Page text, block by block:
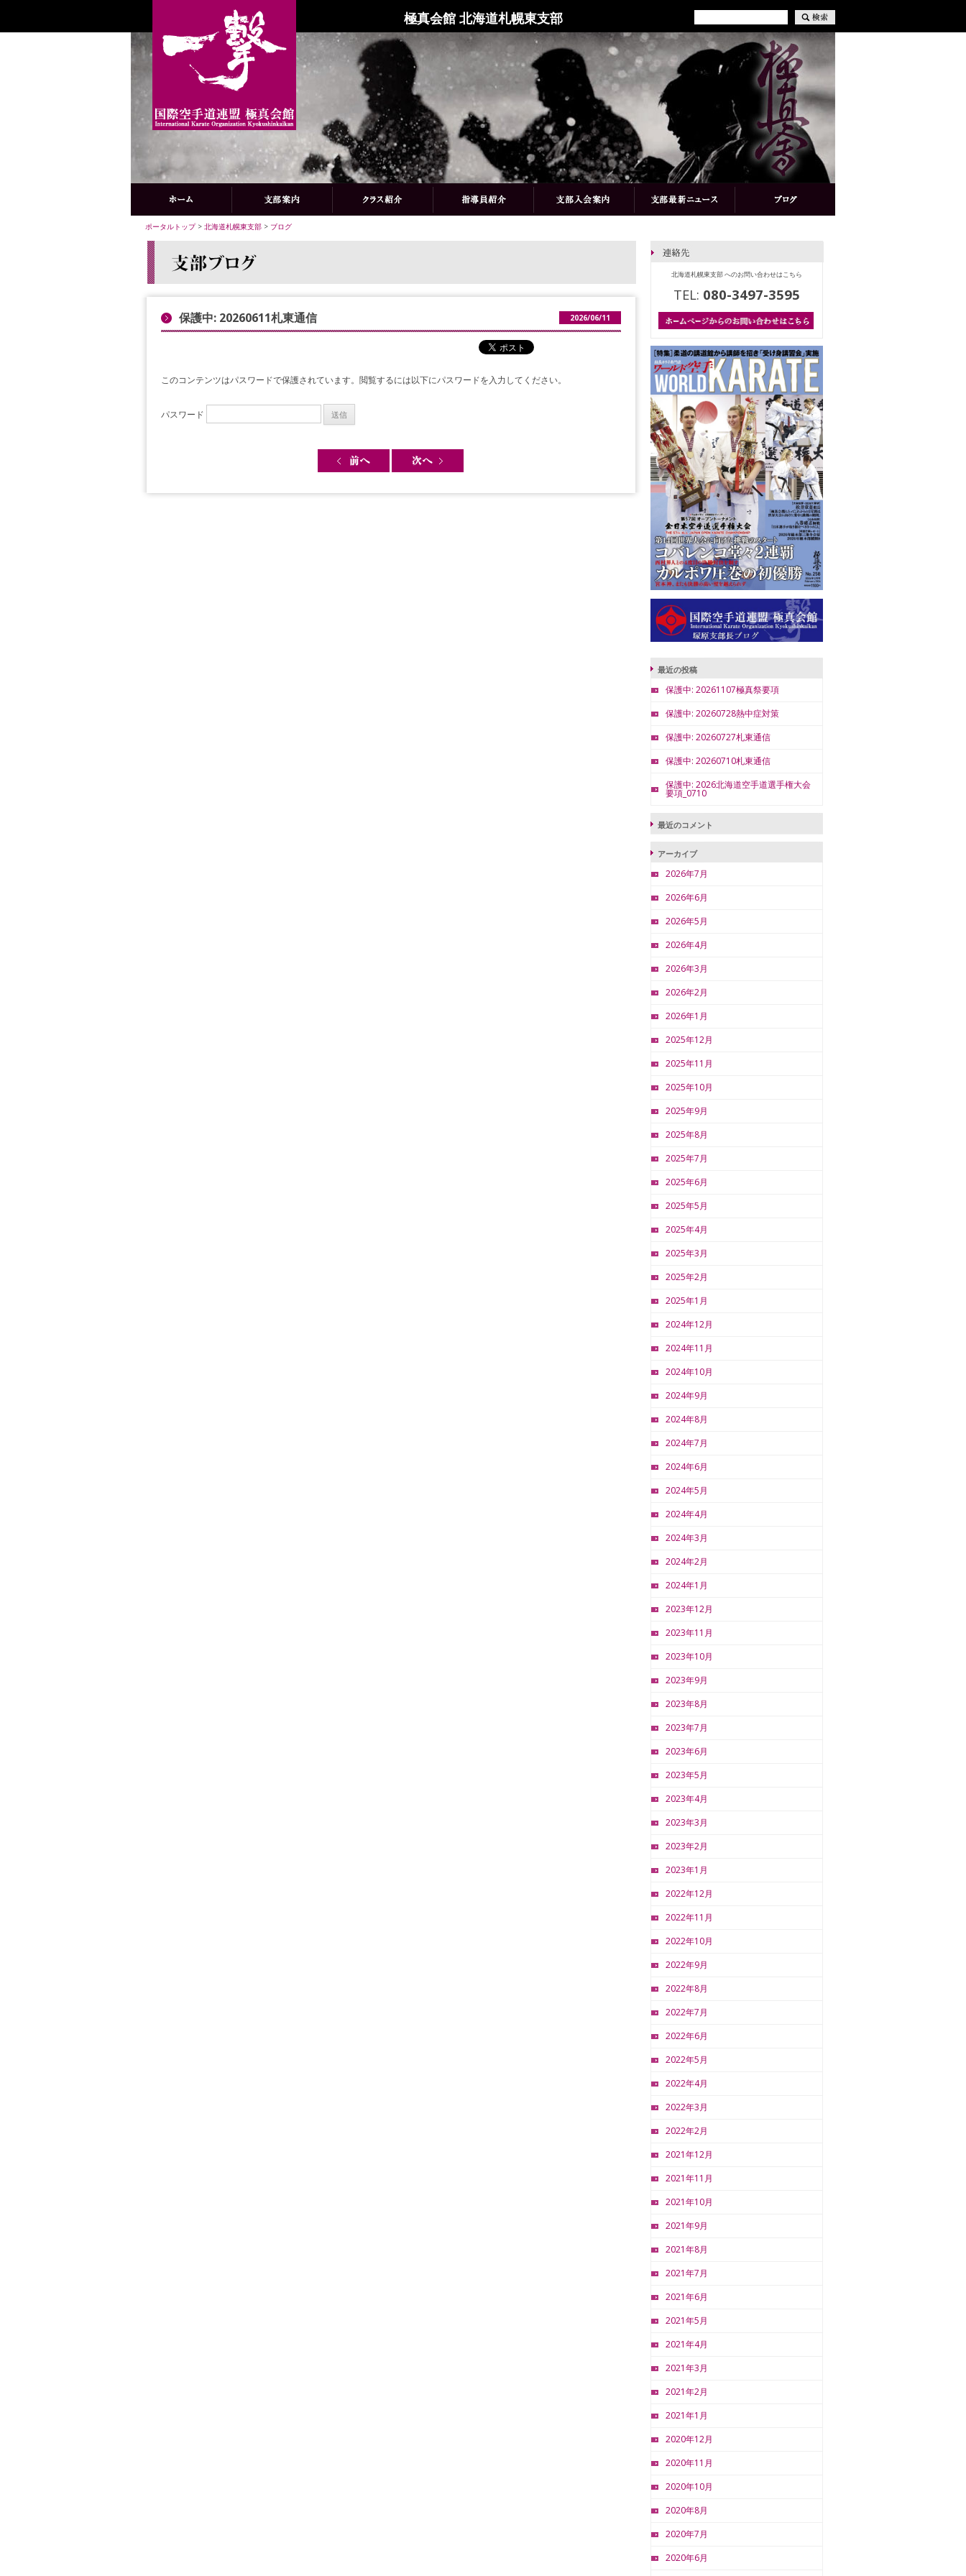
極真会館 北海道札幌東支部
ポータルトップ> 北海道札幌東支部 > ブログ
保護中: 20260611札東通信 2026/06/11
このコンテンツはパスワードで保護されています。閲覧するには以下にパスワードを入力してください。
パスワード
北海道札幌東支部 へのお問い合わせはこちら
TEL: 080-3497-3595
最近の投稿
保護中: 20261107極真祭要項
保護中: 20260728熱中症対策
保護中: 20260727札東通信
保護中: 20260710札東通信
保護中: 2026北海道空手道選手権大会
要項_0710
最近のコメント
アーカイブ
2026年7月
2026年6月
2026年5月
2026年4月
2026年3月
2026年2月
2026年1月
2025年12月
2025年11月
2025年10月
2025年9月
2025年8月
2025年7月
2025年6月
2025年5月
2025年4月
2025年3月
2025年2月
2025年1月
2024年12月
2024年11月
2024年10月
2024年9月
2024年8月
2024年7月
2024年6月
2024年5月
2024年4月
2024年3月
2024年2月
2024年1月
2023年12月
2023年11月
2023年10月
2023年9月
2023年8月
2023年7月
2023年6月
2023年5月
2023年4月
2023年3月
2023年2月
2023年1月
2022年12月
2022年11月
2022年10月
2022年9月
2022年8月
2022年7月
2022年6月
2022年5月
2022年4月
2022年3月
2022年2月
2021年12月
2021年11月
2021年10月
2021年9月
2021年8月
2021年7月
2021年6月
2021年5月
2021年4月
2021年3月
2021年2月
2021年1月
2020年12月
2020年11月
2020年10月
2020年8月
2020年7月
2020年6月